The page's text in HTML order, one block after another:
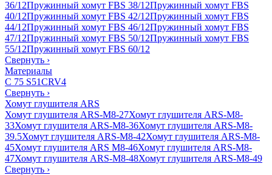
36/12Пружинный хомут FBS 38/12Пружинный хомут FBS
40/12Пружинный хомут FBS 42/12Пружинный хомут FBS
44/12Пружинный хомут FBS 46/12Пружинный хомут FBS
47/12Пружинный хомут FBS 50/12Пружинный хомут FBS
55/12Пружинный хомут FBS 60/12
Свернуть ›
Материалы
C 75 S51CRV4
Свернуть ›
Хомут глушителя ARS
Хомут глушителя ARS-M8-27Хомут глушителя ARS-M8-
33Хомут глушителя ARS-M8-36Хомут глушителя ARS-M8-
39.5Хомут глушителя ARS-M8-42Хомут глушителя ARS-M8-
45Хомут глушителя ARS M8-46Хомут глушителя ARS-M8-
47Хомут глушителя ARS-M8-48Хомут глушителя ARS-M8-49
Свернуть ›